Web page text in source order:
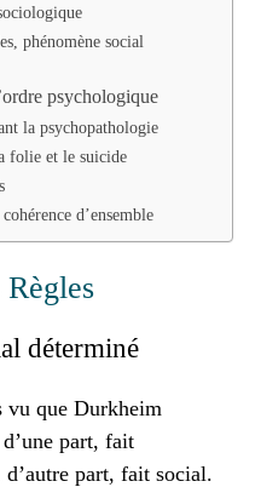
phénomène social
psychologique
la psychopathologie
folie et le suicide
d’ensemble
déterminé
vu que Durkheim
part, fait
part, fait social.